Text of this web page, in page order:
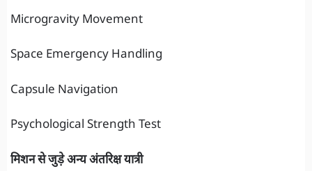
Microgravity Movement
Space Emergency Handling
Capsule Navigation
Psychological Strength Test
मिशन से जुड़े अन्य अंतरिक्ष यात्री